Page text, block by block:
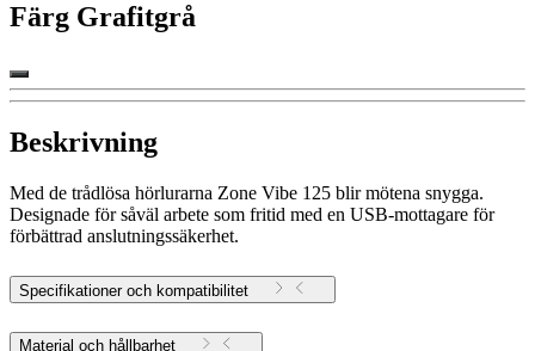
Färg Grafitgrå
Beskrivning
Med de trådlösa hörlurarna Zone Vibe 125 blir mötena snygga.
Designade för såväl arbete som fritid med en USB-mottagare för
förbättrad anslutningssäkerhet.
Specifikationer och kompatibilitet
Material och hållbarhet